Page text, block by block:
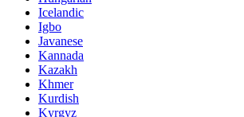
Icelandic
Igbo
Javanese
Kannada
Kazakh
Khmer
Kurdish
Kyrgyz